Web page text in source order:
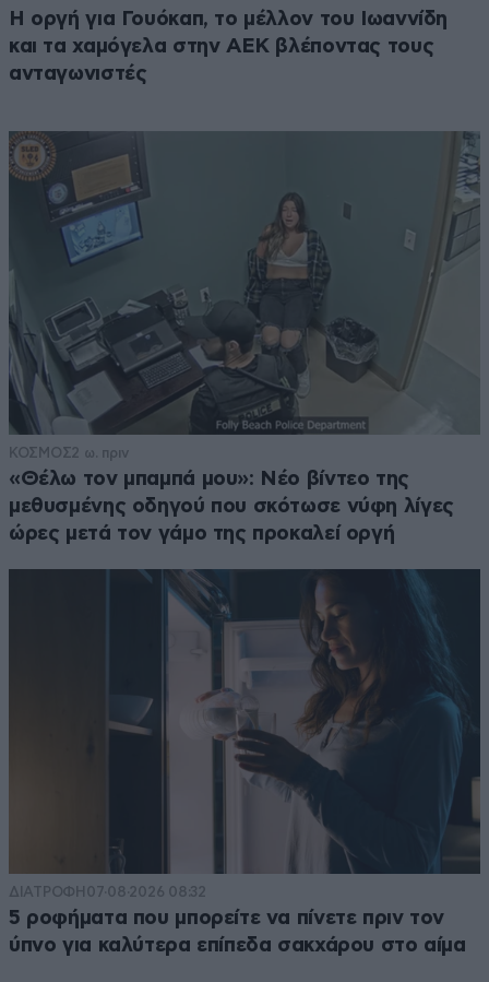
Η οργή για Γουόκαπ, το μέλλον του Ιωαννίδη
και τα χαμόγελα στην ΑΕΚ βλέποντας τους
ανταγωνιστές
ΚΟΣΜΟΣ2 ω. πριν
«Θέλω τον μπαμπά μου»: Νέο βίντεο της
μεθυσμένης οδηγού που σκότωσε νύφη λίγες
ώρες μετά τον γάμο της προκαλεί οργή
ΔΙΑΤΡΟΦΗ 07·08·2026 08:32
5 ροφήματα που μπορείτε να πίνετε πριν τον
ύπνο για καλύτερα επίπεδα σακχάρου στο αίμα